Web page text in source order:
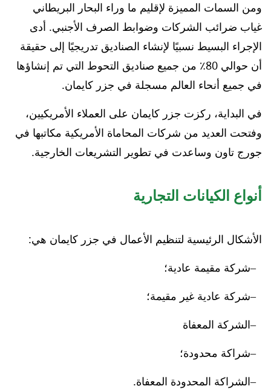
ومن السمات المميزة لإقليم ما وراء البحار البريطاني
غياب ضرائب الشركات وضوابط الصرف الأجنبي. أدى
الإجراء البسيط نسبيًا لإنشاء الصناديق تدريجيًا إلى حقيقة
أن حوالي 80٪ من جميع صناديق التحوط التي تم إنشاؤها
في جميع أنحاء العالم مسجلة في جزر كايمان.
في البداية، ركزت جزر كايمان على العملاء الأمريكيين،
وفتحت العديد من شركات المحاماة الأمريكية مكاتبها في
جورج تاون وساعدت في تطوير التشريعات الخارجية.
أنواع الكيانات التجارية
الأشكال الرئيسية لتنظيم الأعمال في جزر كايمان هي:
شركة مقيمة عادية؛
شركة عادية غير مقيمة؛
الشركة المعفاة
شراكة محدودة؛
الشراكة المحدودة المعفاة.